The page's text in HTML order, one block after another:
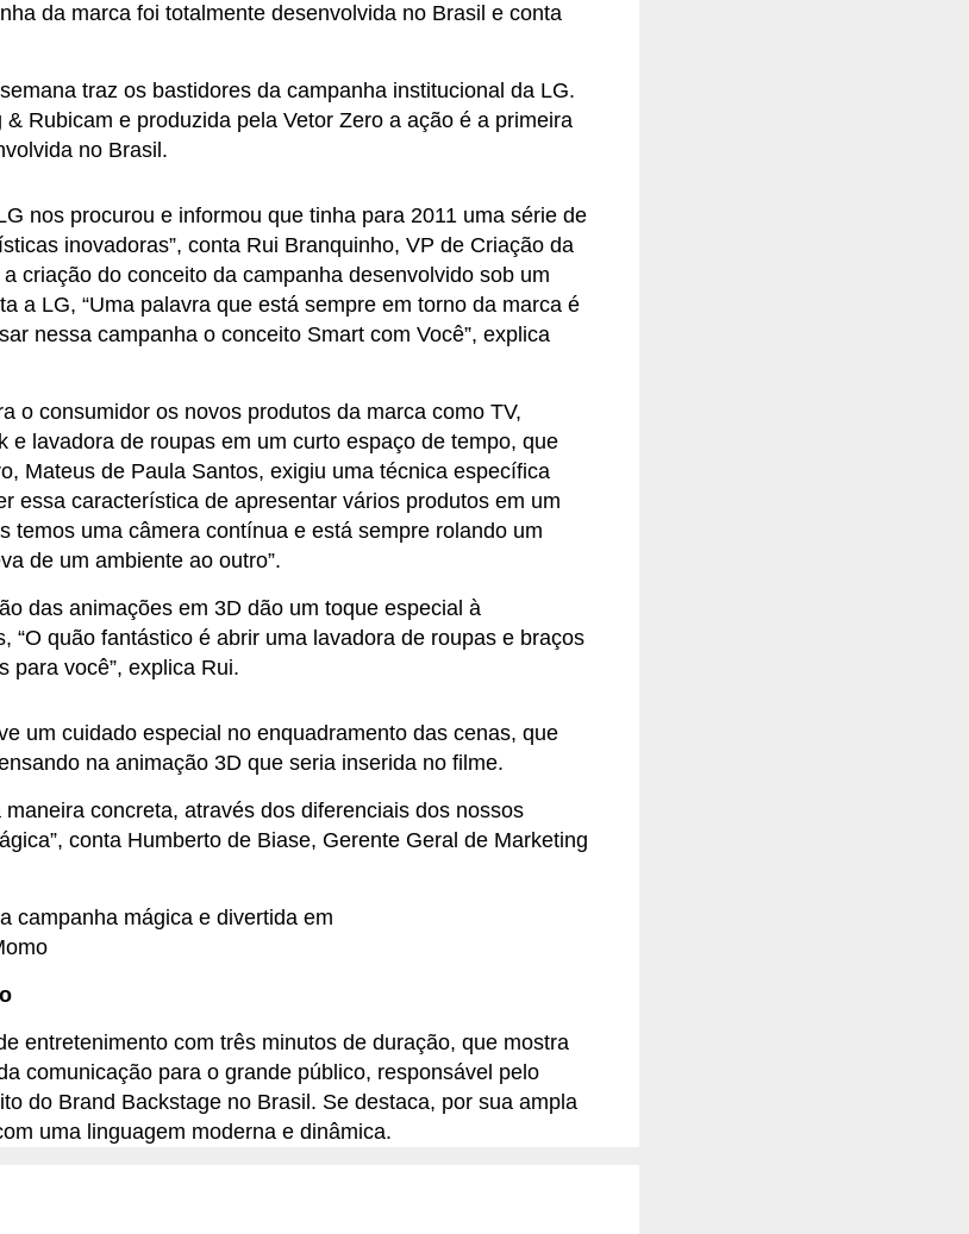
da marca foi totalmente desenvolvida no Brasil e conta
traz os bastidores da campanha institucional da LG.
& Rubicam e produzida pela Vetor Zero a ação é a primeira
no Brasil.
nos procurou e informou que tinha para 2011 uma série de
inovadoras”, conta Rui Branquinho, VP de Criação da
criação do conceito da campanha desenvolvido sob um
a LG, “Uma palavra que está sempre em torno da marca é
nessa campanha o conceito Smart com Você”, explica
o consumidor os novos produtos da marca como TV,
e lavadora de roupas em um curto espaço de tempo, que
Mateus de Paula Santos, exigiu uma técnica específica
essa característica de apresentar vários produtos em um
temos uma câmera contínua e está sempre rolando um
de um ambiente ao outro”.
das animações em 3D dão um toque especial à
“O quão fantástico é abrir uma lavadora de roupas e braços
para você”, explica Rui.
um cuidado especial no enquadramento das cenas, que
na animação 3D que seria inserida no filme.
concreta, através dos diferenciais dos nossos
conta Humberto de Biase, Gerente Geral de Marketing
campanha mágica e divertida em
entretenimento com três minutos de duração, que mostra
comunicação para o grande público, responsável pelo
do Brand Backstage no Brasil. Se destaca, por sua ampla
uma linguagem moderna e dinâmica.